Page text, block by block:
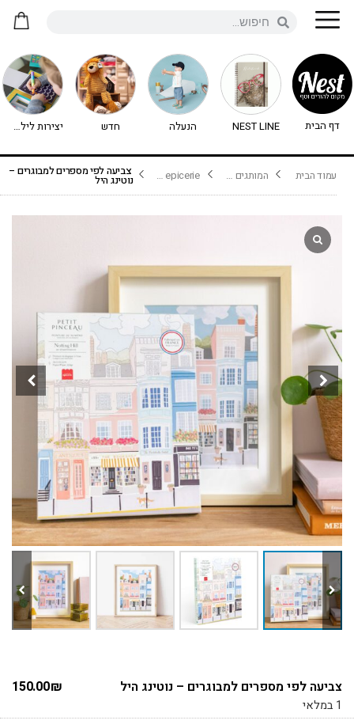
דף הבית NEST LINE הנעלה חדש יצירות לילדים - יצירה לילדים
עמוד הבית המותגים שלנו la petite epicerie צביעה לפי מספרים למבוגרים –
נוטינג היל
צביעה לפי מספרים למבוגרים – נוטינג היל 150.00₪
1 במלאי